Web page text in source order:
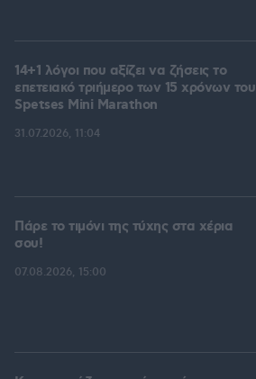
14+1 λόγοι που αξίζει να ζήσεις το
επετειακό τριήμερο των 15 χρόνων του
Spetses Mini Marathon
31.07.2026, 11:04
Πάρε το τιμόνι της τύχης στα χέρια
σου!
07.08.2026, 15:00